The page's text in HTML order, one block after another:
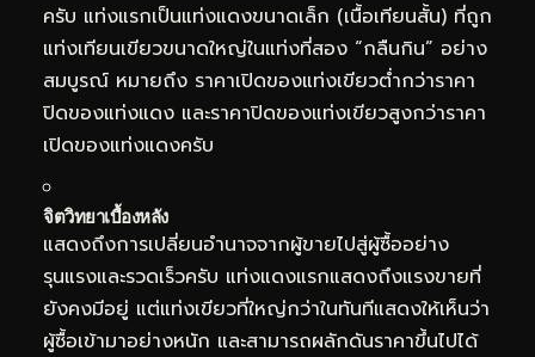
ครับ แท่งแรกเป็นแท่งแดงขนาดเล็ก (เนื้อเทียนสั้น) ที่ถูก
แท่งเทียนเขียวขนาดใหญ่ในแท่งที่สอง “กลืนกิน” อย่าง
สมบูรณ์ หมายถึง ราคาเปิดของแท่งเขียวต่ำกว่าราคา
ปิดของแท่งแดง และราคาปิดของแท่งเขียวสูงกว่าราคา
เปิดของแท่งแดงครับ
จิตวิทยาเบื้องหลัง
แสดงถึงการเปลี่ยนอำนาจจากผู้ขายไปสู่ผู้ซื้ออย่าง
รุนแรงและรวดเร็วครับ แท่งแดงแรกแสดงถึงแรงขายที่
ยังคงมีอยู่ แต่แท่งเขียวที่ใหญ่กว่าในทันทีแสดงให้เห็นว่า
ผู้ซื้อเข้ามาอย่างหนัก และสามารถผลักดันราคาขึ้นไปได้